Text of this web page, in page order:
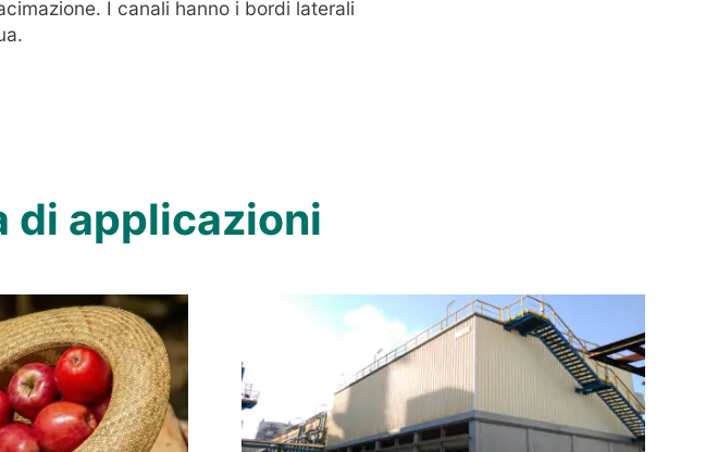
I canali hanno i bordi laterali
di applicazioni